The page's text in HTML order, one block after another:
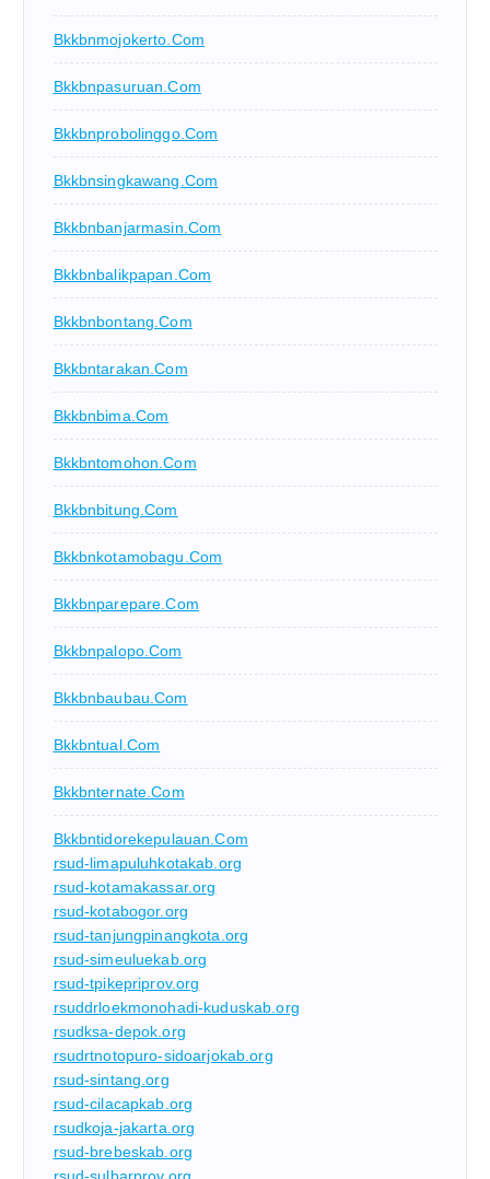
Bkkbnmojokerto.com
Bkkbnpasuruan.com
Bkkbnprobolinggo.com
Bkkbnsingkawang.com
Bkkbnbanjarmasin.com
Bkkbnbalikpapan.com
Bkkbnbontang.com
Bkkbntarakan.com
Bkkbnbima.com
Bkkbntomohon.com
Bkkbnbitung.com
Bkkbnkotamobagu.com
Bkkbnparepare.com
Bkkbnpalopo.com
Bkkbnbaubau.com
Bkkbntual.com
Bkkbnternate.com
Bkkbntidorekepulauan.com
rsud-limapuluhkotakab.org
rsud-kotamakassar.org
rsud-kotabogor.org
rsud-tanjungpinangkota.org
rsud-simeuluekab.org
rsud-tpikepriprov.org
rsuddrloekmonohadi-kuduskab.org
rsudksa-depok.org
rsudrtnotopuro-sidoarjokab.org
rsud-sintang.org
rsud-cilacapkab.org
rsudkoja-jakarta.org
rsud-brebeskab.org
rsud-sulbarprov.org